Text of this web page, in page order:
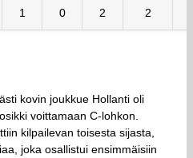
1 0 2 2
kovin joukkue Hollanti oli
voittamaan C-lohkon.
kilpailevan toisesta sijasta,
joka osallistui ensimmäisiin